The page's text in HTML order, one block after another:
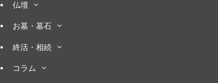
仏壇
お墓・墓石
終活・相続
コラム